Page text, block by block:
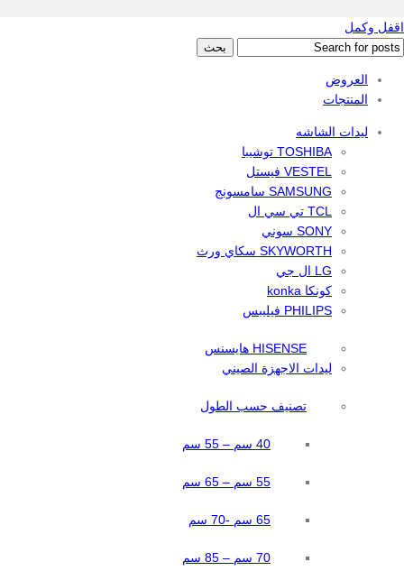
اقفل وكمل
بحث
العروض
المنتجات
ليدات الشاشه
TOSHIBA توشيبا
VESTEL فيستل
SAMSUNG سامسونج
TCL تي سي ال
SONY سوني
SKYWORTH سكاي ورث
LG ال جي
كونكا konka
PHILIPS فيليبس
HISENSE هايسنس
ليدات الاجهزة الصيني
تصنيف حسب الطول
40 سم – 55 سم
55 سم – 65 سم
65 سم -70 سم
70 سم – 85 سم